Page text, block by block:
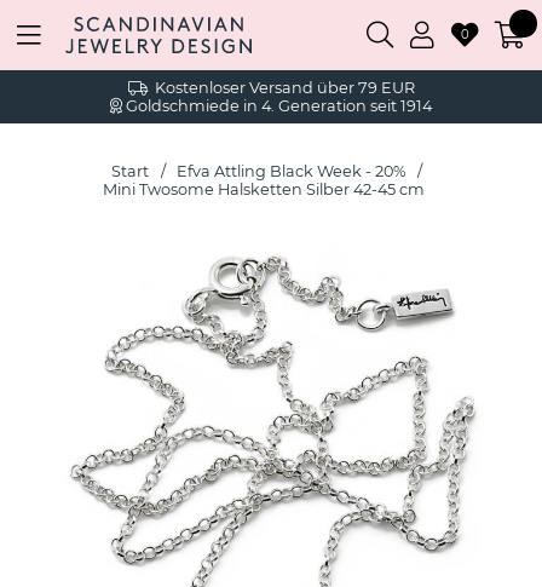
Kostenloser Versand über 79 EUR
Goldschmiede in 4. Generation seit 1914
0
Start
Efva Attling Black Week - 20%
Mini Twosome Halsketten Silber 42-45 cm